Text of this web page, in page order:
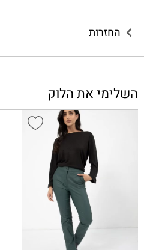
החזרות
השלימי את הלוק